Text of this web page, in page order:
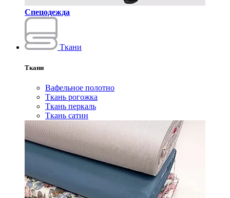
Спецодежда
Ткани
Ткани
Вафельное полотно
Ткань рогожка
Ткань перкаль
Ткань сатин